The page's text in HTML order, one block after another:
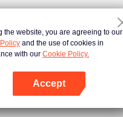
the website, you are agreeing to our
and the use of cookies in
with our Cookie Policy.
Accept